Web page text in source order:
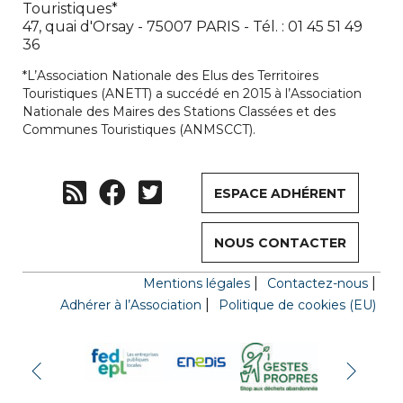
Touristiques*
47, quai d'Orsay - 75007 PARIS - Tél. : 01 45 51 49
36
*L’Association Nationale des Elus des Territoires
Touristiques (ANETT) a succédé en 2015 à l’Association
Nationale des Maires des Stations Classées et des
Communes Touristiques (ANMSCCT).
ESPACE ADHÉRENT
NOUS CONTACTER
Mentions légales
Contactez-nous
Adhérer à l’Association
Politique de cookies (EU)